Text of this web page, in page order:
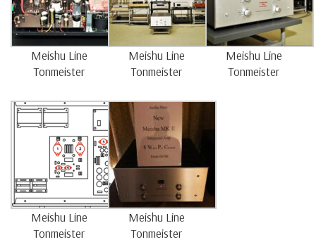
Meishu Line
Tonmeister
Meishu Line
Tonmeister
Meishu Line
Tonmeister
Meishu Line
Tonmeister
Meishu Line
Tonmeister